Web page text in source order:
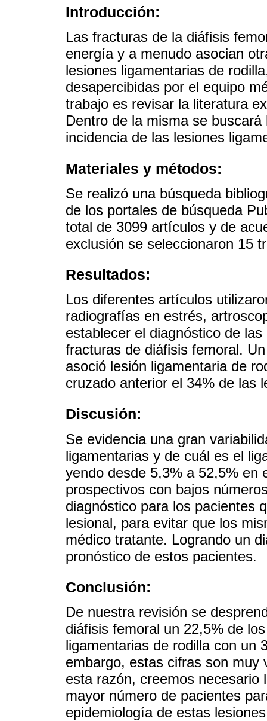
Introducción:
Las fracturas de la diáfisis
energía y a menudo asocian
lesiones ligamentarias de
desapercibidas por el equipo
trabajo es revisar la literatura
Dentro de la misma se
incidencia de las lesiones
Materiales y métodos:
Se realizó una búsqueda
de los portales de búsqueda
total de 3099 artículos y de
exclusión se seleccionaron 15
Resultados:
Los diferentes artículos
radiografías en estrés,
establecer el diagnóstico de
fracturas de diáfisis femoral.
asoció lesión ligamentaria de
cruzado anterior el 34% de las
Discusión:
Se evidencia una gran
ligamentarias y de cuál es el
yendo desde 5,3% a 52,5% en
prospectivos con bajos
diagnóstico para los pacientes
lesional, para evitar que los
médico tratante. Logrando un
pronóstico de estos pacientes.
Conclusión:
De nuestra revisión se
diáfisis femoral un 22,5% de
ligamentarias de rodilla con un
embargo, estas cifras son muy
esta razón, creemos necesario
mayor número de pacientes
epidemiología de estas